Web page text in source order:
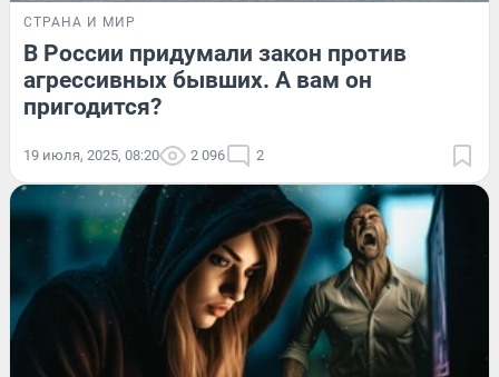
СТРАНА И МИР
В России придумали закон против
агрессивных бывших. А вам он
пригодится?
19 июля, 2025, 08:20 2 096 2